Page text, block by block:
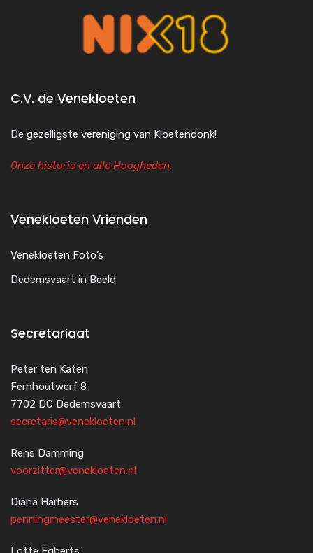
C.V. de Venekloeten
De gezelligste vereniging van Kloetendonk!
Onze historie en alle Hoogheden.
Venekloeten Vrienden
Venekloeten Foto’s
Dedemsvaart in Beeld
Secretariaat
Peter ten Katen
Fernhoutwerf 8
7702 DC Dedemsvaart
secretaris@venekloeten.nl
Rens Damming
voorzitter@venekloeten.nl
Diana Harbers
penningmeester@venekloeten.nl